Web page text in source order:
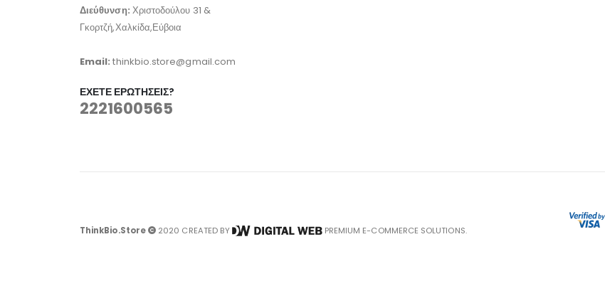
Διεύθυνση: Χριστοδούλου 31 &
Γκορτζή,Χαλκίδα,Εύβοια
Email:thinkbio.store@gmail.com
ΈΧΕΤΕ ΕΡΩΤΉΣΕΙΣ?
2221600565
ThinkBio.Store 2020 CREATED BY PREMIUM E-COMMERCE SOLUTIONS.